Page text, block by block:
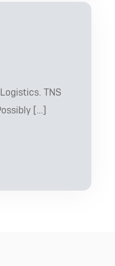
TNS
[…]